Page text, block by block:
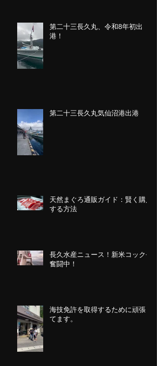
第二十三長久丸、令和8年初出
港！
第二十三長久丸気仙沼港出港
天然まぐろ通販ガイド：賢く購入
する方法
長久水産ニュース！新米コック長
奮闘中！
海技免許を取得するために頑張っ
てます。